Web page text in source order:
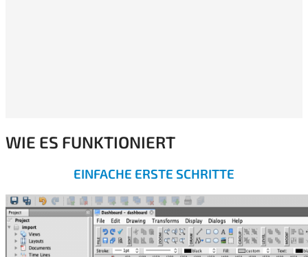
WIE ES FUNKTIONIERT
EINFACHE ERSTE SCHRITTE